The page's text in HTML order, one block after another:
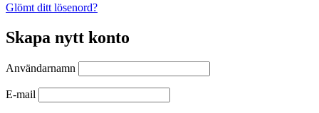
Glömt ditt lösenord?
Skapa nytt konto
Användarnamn
E-mail